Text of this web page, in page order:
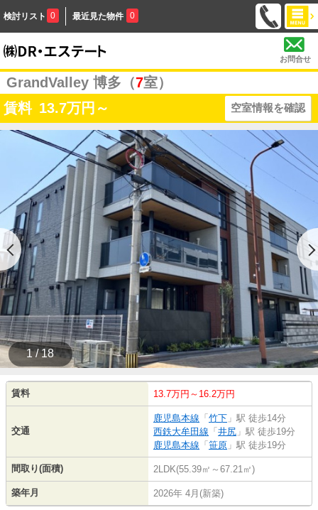
検討リスト 0 最近見た物件 0
お問合せ
GrandValley 博多（7室）
賃料 13.7万円～ 空室情報を確認
1 / 18
賃料 13.7万円～16.2万円
交通
鹿児島本線 「 竹下 」駅 徒歩14分
西鉄大牟田線 「 井尻 」駅 徒歩19分
鹿児島本線 「 笹原 」駅 徒歩19分
間取り(面積) 2LDK(55.39㎡～67.21㎡)
築年月 2026年 4月(新築)